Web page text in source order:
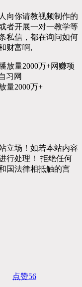
向你请教视频制作的
者开展一对一教学等
私信，都在询问如何
财富啊,
量2000万+
立场！如若本站内容
行处理！ 拒绝任何
国法律相抵触的言
点赞56